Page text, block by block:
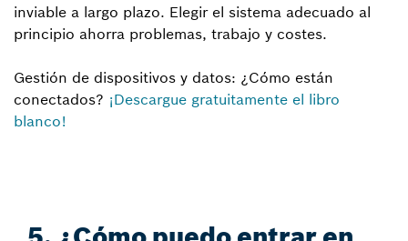
inviable a largo plazo. Elegir el sistema adecuado al
principio ahorra problemas, trabajo y costes.
Gestión de dispositivos y datos: ¿Cómo están
conectados? ¡Descargue gratuitamente el libro
blanco!